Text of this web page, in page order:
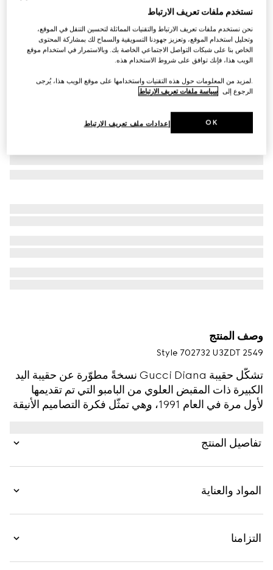
التخصيص بالأحرف الأولى
حقيبة اليد الكبيرة صغيرة الحجم Gucci Diana
تنويعاتجلد مدبوغ
وصف المنتج
Style ‎702732 U3ZDT 2549
تشكّل حقيبة Gucci Diana نسخةً مطوّرة عن حقيبة اليد
الكبيرة ذات المقبض العلوي من البامبو التي تم تقديمها
لأول مرة في العام 1991، وهي تمثّل فكرة التصاميم الأنيقة
تُستخدم للحفاظ على مقابض البامبو.
تفاصيل المنتج
المواد والعناية
التزامنا
نستخدم ملفات تعريف الارتباط
نحن نستخدم ملفات تعريف الارتباط والتقنيات المماثلة لتحسين التنقل في الموقع،
وتحليل استخدام الموقع، وتعزيز جهودنا التسويقية والسماح لك بمشاركة المحتوى
الخاص بنا على شبكات التواصل الاجتماعي الخاصة بك. وبالاستمرار في استخدام موقع
الويب هذا، فإنك توافق على شروط الاستخدام هذه.
.لمزيد من المعلومات حول هذه التقنيات واستخدامها على موقع الويب هذا، يُرجى
الرجوع إلى سياسة ملفات تعريف الارتباط
إعدادات ملف تعريف الارتباط OK